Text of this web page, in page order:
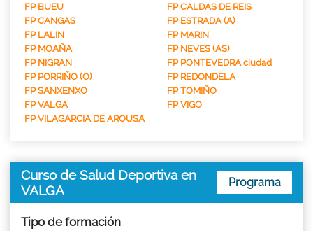
FP BUEU
FP CALDAS DE REIS
FP CANGAS
FP ESTRADA (A)
FP LALIN
FP MARIN
FP MOAÑA
FP NEVES (AS)
FP NIGRAN
FP PONTEVEDRA ciudad
FP PORRIÑO (O)
FP REDONDELA
FP SANXENXO
FP TOMIÑO
FP VALGA
FP VIGO
FP VILAGARCIA DE AROUSA
Curso de Salud Deportiva en
VALGA
Programa
Tipo de formación